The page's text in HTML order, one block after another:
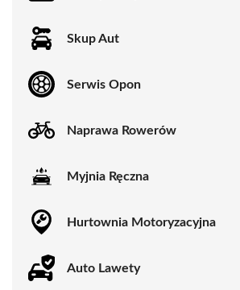
Skup Aut
Serwis Opon
Naprawa Rowerów
Myjnia Ręczna
Hurtownia Motoryzacyjna
Auto Lawety